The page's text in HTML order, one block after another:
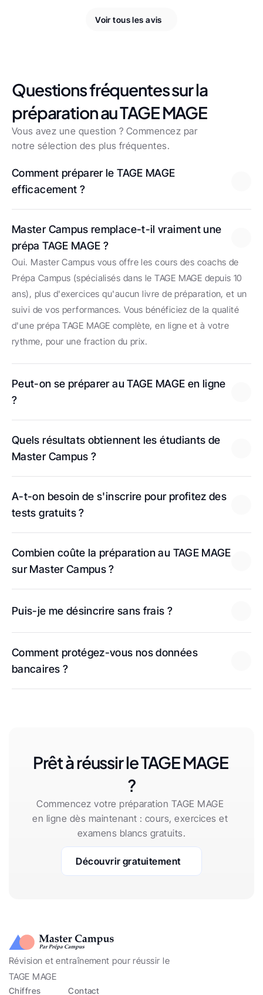
Voir tous les avis
Questions fréquentes sur la
préparation au TAGE MAGE
Vous avez une question ? Commencez par
notre sélection des plus fréquentes.
Comment préparer le TAGE MAGE
efficacement ?
Master Campus remplace-t-il vraiment une
prépa TAGE MAGE ?
Oui. Master Campus vous offre les cours des coachs de
Prépa Campus (spécialisés dans le TAGE MAGE depuis 10
ans), plus d'exercices qu'aucun livre de préparation, et un
suivi de vos performances. Vous bénéficiez de la qualité
d'une prépa TAGE MAGE complète, en ligne et à votre
rythme, pour une fraction du prix.
Peut-on se préparer au TAGE MAGE en ligne
?
Quels résultats obtiennent les étudiants de
Master Campus ?
A-t-on besoin de s'inscrire pour profitez des
tests gratuits ?
Combien coûte la préparation au TAGE MAGE
sur Master Campus ?
Puis-je me désincrire sans frais ?
Comment protégez-vous nos données
bancaires ?
Prêt à réussir le TAGE MAGE
?
Commencez votre préparation TAGE MAGE
en ligne dès maintenant : cours, exercices et
examens blancs gratuits.
Découvrir gratuitement
Révision et entraînement pour réussir le
TAGE MAGE
Chiffres Contact